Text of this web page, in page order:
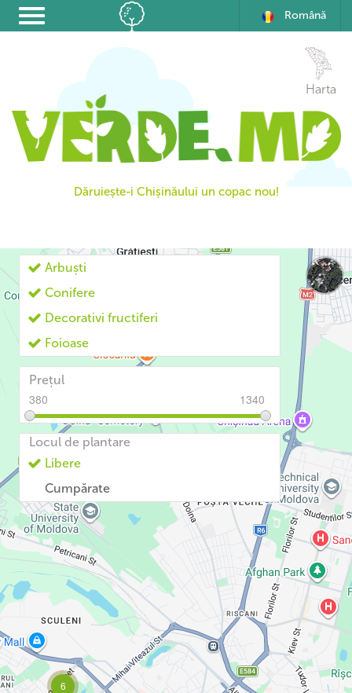
Română
Dăruiește-i Chișinăului un copac nou!
Harta
Arbuști
Conifere
Decorativi fructiferi
Foioase
prețul
380 1340
380 1340
Locul de plantare
Libere
Cumpărate
6